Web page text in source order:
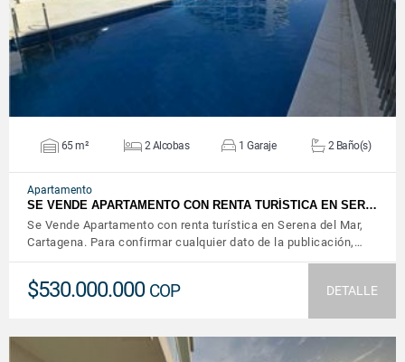
65 m² 2 Alcobas 1 Garaje 2 Baño(s)
Apartamento
SE VENDE APARTAMENTO CON RENTA TURÍSTICA EN SER…
Se Vende Apartamento con renta turística en Serena del Mar,
Cartagena. Para confirmar cualquier dato de la publicación,…
$530.000.000 COP DETALLE